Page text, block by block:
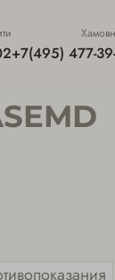
+7(495) 477-